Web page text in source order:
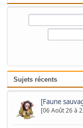
Sujets récents
[Faune
[06 Août 26 à